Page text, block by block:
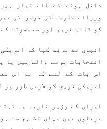
داخل ہونے کے لئے تیار
وزرائے خارجہ کی موجودگی
کو ٹائم فریم اور سمجھوتے
انہوں نے مزید کہا کہ
انتخابات ہونے والے ہیں یا
اس بات کے لئے کہ ہم اس
امریکی فریق کو لازمی طور
ایران کے وزیر خارجہ یہ
مرحلوں میں جہاں تک ہم سے